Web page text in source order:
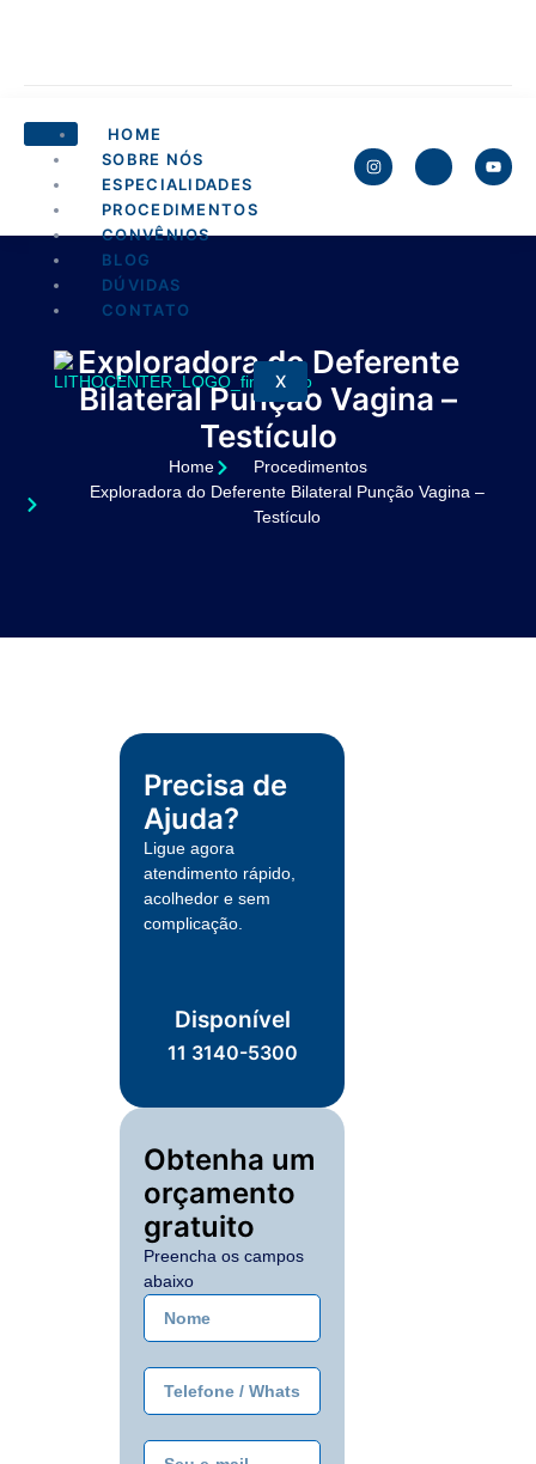
HOME
SOBRE NÓS
ESPECIALIDADES
PROCEDIMENTOS
CONVÊNIOS
BLOG
DÚVIDAS
CONTATO
X
Exploradora do Deferente
Bilateral Punção Vagina –
Testículo
Home
Procedimentos
Exploradora do Deferente Bilateral Punção Vagina –
Testículo
Precisa de
Ajuda?
Ligue agora
atendimento rápido,
acolhedor e sem
complicação.
Disponível
11 3140-5300
Obtenha um
orçamento
gratuito
Preencha os campos
abaixo